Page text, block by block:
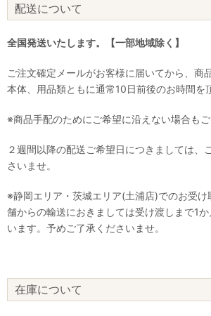
配送について
全国発送いたします。【一部地域除く】
ご注文確定メールがお客様に届いてから、商
本体、用品類ともに通常10日前後のお時間を
※商品手配のためにご希望に沿えない場合もご
２週間以降の配送ご希望日につきましては、
さいませ。
※静岡エリア・茨城エリア(土浦店)でのお受
舗からの輸送におきましては受け渡しまで1
います。予めご了承くださいませ。
在庫について